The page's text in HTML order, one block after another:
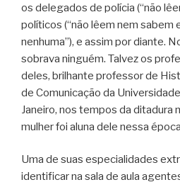
os delegados de polícia (“não
políticos (“não lêem nem sabem
nenhuma”), e assim por diante.
sobrava ninguém. Talvez os
deles, brilhante professor de
de Comunicação da
Janeiro, nos tempos da ditadura
mulher foi aluna dele nessa
Uma de suas especialidades
identificar na sala de aula